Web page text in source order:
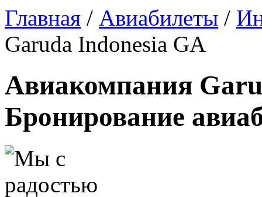
Главная / Авиабилеты /
Garuda Indonesia GA
Авиакомпания
Бронирование